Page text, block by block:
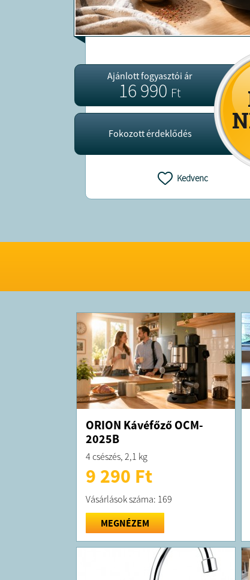
Ajánlott fogyasztói ár
16 990Ft
Fokozott érdeklődés
Kedvenc
ORION Kávéfőző OCM-
2025B
4 csészés, 2,1 kg
9 290 Ft
Vásárlások száma: 169
MEGNÉZEM